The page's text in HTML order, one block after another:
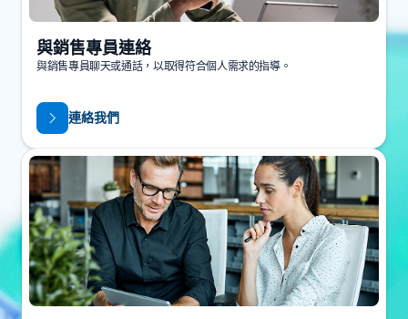
與銷售專員連絡
與銷售專員聊天或通話，以取得符合個人需求的指導。
連絡我們